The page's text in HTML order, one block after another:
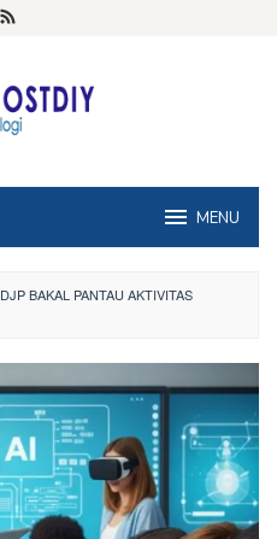
MENU
DJP BAKAL PANTAU AKTIVITAS